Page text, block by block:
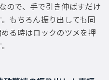
ので、手で引き伸ばすだけ
もちろん振り出しても同
る時はロックのツメを押